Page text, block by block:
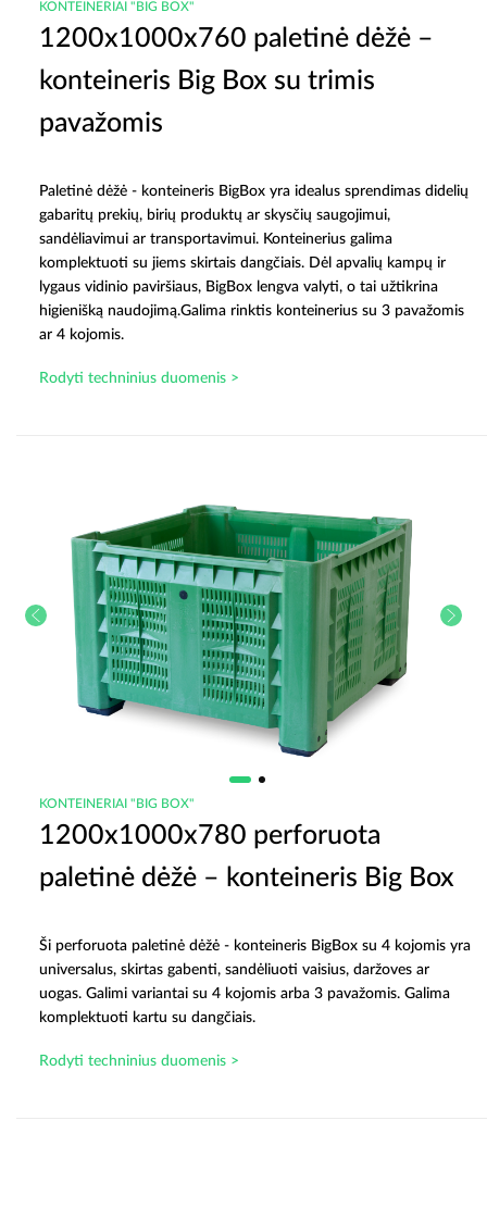
KONTEINERIAI "BIG BOX"
1200x1000x760 paletinė dėžė –
konteineris Big Box su trimis
pavažomis
Paletinė dėžė - konteineris BigBox yra idealus sprendimas didelių
gabaritų prekių, birių produktų ar skysčių saugojimui,
sandėliavimui ar transportavimui. Konteinerius galima
komplektuoti su jiems skirtais dangčiais. Dėl apvalių kampų ir
lygaus vidinio paviršiaus, BigBox lengva valyti, o tai užtikrina
higienišką naudojimą.Galima rinktis konteinerius su 3 pavažomis
ar 4 kojomis.
Rodyti techninius duomenis >
KONTEINERIAI "BIG BOX"
1200x1000x780 perforuota
paletinė dėžė – konteineris Big Box
Ši perforuota paletinė dėžė - konteineris BigBox su 4 kojomis yra
universalus, skirtas gabenti, sandėliuoti vaisius, daržoves ar
uogas. Galimi variantai su 4 kojomis arba 3 pavažomis. Galima
komplektuoti kartu su dangčiais.
Rodyti techninius duomenis >